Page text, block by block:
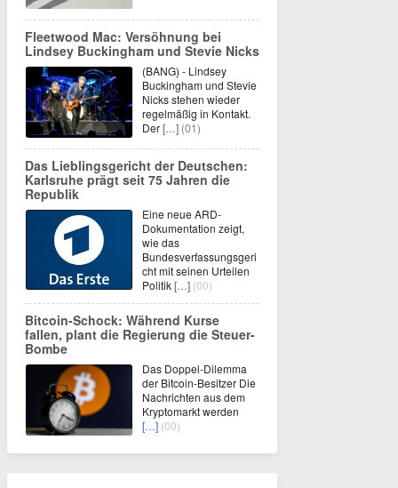
Fleetwood Mac: Versöhnung bei
Lindsey Buckingham und Stevie Nicks
(BANG) - Lindsey
Buckingham und Stevie
Nicks stehen wieder
regelmäßig in Kontakt.
Der[…] (01)
Das Lieblingsgericht der Deutschen:
Karlsruhe prägt seit 75 Jahren die
Republik
Eine neue ARD-
Dokumentation zeigt,
wie das
Bundesverfassungsgeri
cht mit seinen Urteilen
Politik[…] (00)
Bitcoin-Schock: Während Kurse
fallen, plant die Regierung die Steuer-
Bombe
Das Doppel-Dilemma
der Bitcoin-Besitzer Die
Nachrichten aus dem
Kryptomarkt werden
[…] (00)